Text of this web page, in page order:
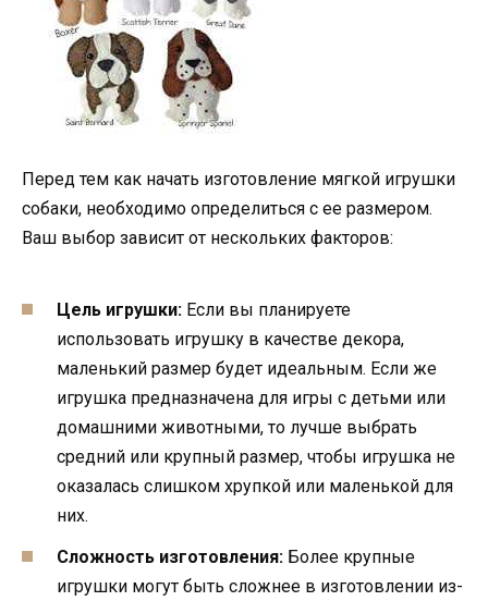
Перед тем как начать изготовление мягкой игрушки
собаки, необходимо определиться с ее размером.
Ваш выбор зависит от нескольких факторов:
Цель игрушки: Если вы планируете
использовать игрушку в качестве декора,
маленький размер будет идеальным. Если же
игрушка предназначена для игры с детьми или
домашними животными, то лучше выбрать
средний или крупный размер, чтобы игрушка не
оказалась слишком хрупкой или маленькой для
них.
Сложность изготовления: Более крупные
игрушки могут быть сложнее в изготовлении из-